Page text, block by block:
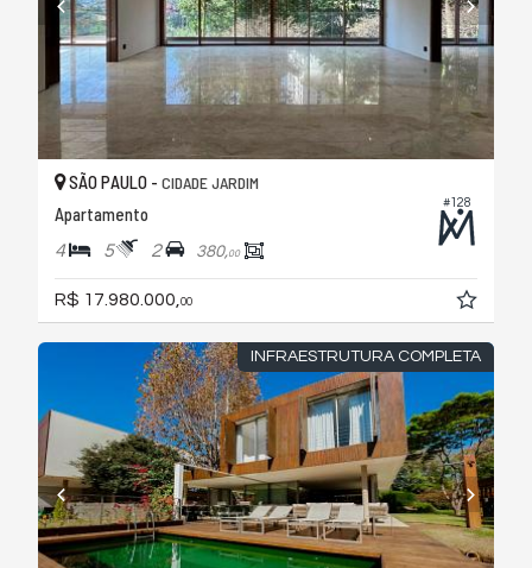
#128
SÃO PAULO - CIDADE JARDIM
Apartamento
4 5 2 380,00
R$ 17.980.000,00
INFRAESTRUTURA COMPLETA